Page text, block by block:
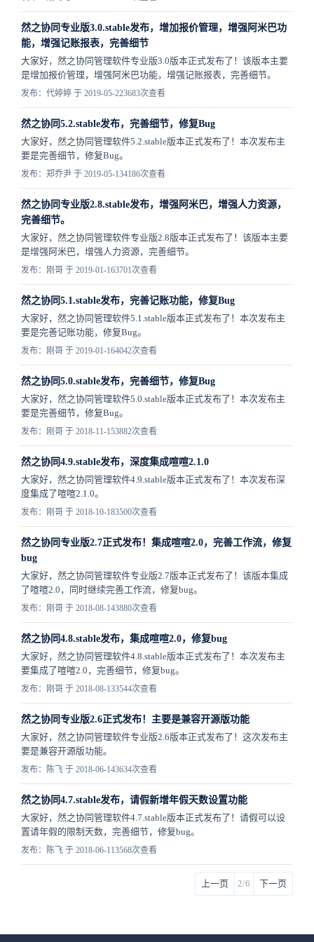
然之协同专业版3.0.stable发布，增加报价管理，增强阿米巴功
能，增强记账报表，完善细节
大家好，然之协同管理软件专业版3.0版本正式发布了！该版本主要
是增加报价管理，增强阿米巴功能，增强记账报表，完善细节。
发布：代婷婷 于 2019-05-223683次查看
然之协同5.2.stable发布，完善细节，修复Bug
大家好，然之协同管理软件5.2.stable版本正式发布了！本次发布主
要是完善细节，修复Bug。
发布：郑乔尹 于 2019-05-134186次查看
然之协同专业版2.8.stable发布，增强阿米巴，增强人力资源，
完善细节。
大家好，然之协同管理软件专业版2.8版本正式发布了！该版本主要
是增强阿米巴，增强人力资源，完善细节。
发布：刚哥 于 2019-01-163701次查看
然之协同5.1.stable发布，完善记账功能，修复Bug
大家好，然之协同管理软件5.1.stable版本正式发布了！本次发布主
要是完善记账功能，修复Bug。
发布：刚哥 于 2019-01-164042次查看
然之协同5.0.stable发布，完善细节，修复Bug
大家好，然之协同管理软件5.0.stable版本正式发布了！本次发布主
要是完善细节，修复Bug。
发布：刚哥 于 2018-11-153882次查看
然之协同4.9.stable发布，深度集成喧喧2.1.0
大家好，然之协同管理软件4.9.stable版本正式发布了！本次发布深
度集成了喧喧2.1.0。
发布：刚哥 于 2018-10-183500次查看
然之协同专业版2.7正式发布！集成喧喧2.0，完善工作流，修复
bug
大家好，然之协同管理软件专业版2.7版本正式发布了！该版本集成
了喧喧2.0，同时继续完善工作流，修复bug。
发布：刚哥 于 2018-08-143880次查看
然之协同4.8.stable发布，集成喧喧2.0，修复bug
大家好，然之协同管理软件4.8.stable版本正式发布了！本次发布主
要集成了喧喧2.0，完善细节，修复bug。
发布：刚哥 于 2018-08-133544次查看
然之协同专业版2.6正式发布！主要是兼容开源版功能
大家好，然之协同管理软件专业版2.6版本正式发布了！这次发布主
要是兼容开源版功能。
发布：陈飞 于 2018-06-143634次查看
然之协同4.7.stable发布，请假新增年假天数设置功能
大家好，然之协同管理软件4.7.stable版本正式发布了！请假可以设
置请年假的限制天数，完善细节，修复bug。
发布：陈飞 于 2018-06-113568次查看
上一页 2/6 下一页